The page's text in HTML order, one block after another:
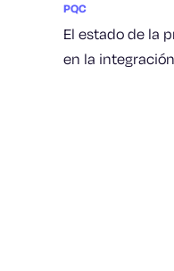
PQC
El estado de la
en la